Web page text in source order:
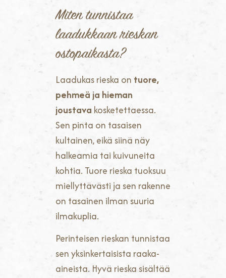
Miten tunnistaa
laadukkaan rieskan
ostopaikasta?
Laadukas rieska on tuore,
pehmeä ja hieman
joustava kosketettaessa.
Sen pinta on tasaisen
kultainen, eikä siinä näy
halkeamia tai kuivuneita
kohtia. Tuore rieska tuoksuu
miellyttävästi ja sen rakenne
on tasainen ilman suuria
ilmakuplia.
Perinteisen rieskan tunnistaa
sen yksinkertaisista raaka-
aineista. Hyvä rieska sisältää